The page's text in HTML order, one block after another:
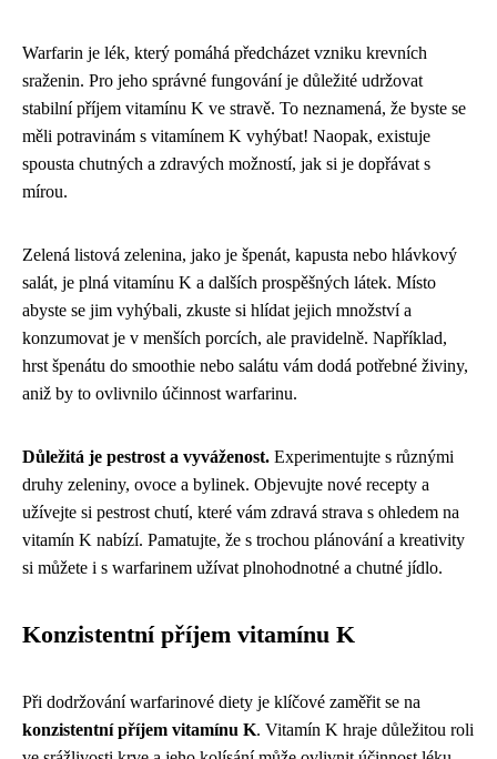
Warfarin je lék, který pomáhá předcházet vzniku krevních
sraženin. Pro jeho správné fungování je důležité udržovat
stabilní příjem vitamínu K ve stravě. To neznamená, že byste se
měli potravinám s vitamínem K vyhýbat! Naopak, existuje
spousta chutných a zdravých možností, jak si je dopřávat s
mírou.
Zelená listová zelenina, jako je špenát, kapusta nebo hlávkový
salát, je plná vitamínu K a dalších prospěšných látek. Místo
abyste se jim vyhýbali, zkuste si hlídat jejich množství a
konzumovat je v menších porcích, ale pravidelně. Například,
hrst špenátu do smoothie nebo salátu vám dodá potřebné živiny,
aniž by to ovlivnilo účinnost warfarinu.
Důležitá je pestrost a vyváženost. Experimentujte s různými
druhy zeleniny, ovoce a bylinek. Objevujte nové recepty a
užívejte si pestrost chutí, které vám zdravá strava s ohledem na
vitamín K nabízí. Pamatujte, že s trochou plánování a kreativity
si můžete i s warfarinem užívat plnohodnotné a chutné jídlo.
Konzistentní příjem vitamínu K
Při dodržování warfarinové diety je klíčové zaměřit se na
konzistentní příjem vitamínu K. Vitamín K hraje důležitou roli